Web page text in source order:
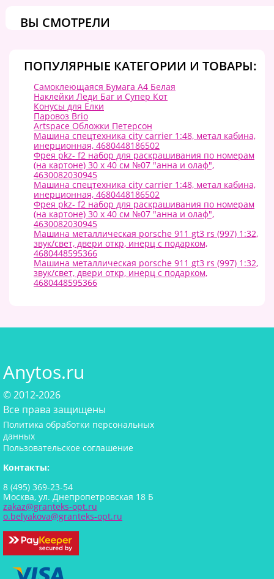
ВЫ СМОТРЕЛИ
ПОПУЛЯРНЫЕ КАТЕГОРИИ И ТОВАРЫ:
Самоклеющаяся Бумага А4 Белая
Наклейки Леди Баг и Супер Кот
Конусы для Елки
Паровоз Brio
Artspace Обложки Петерсон
Машина спецтехника city carrier 1:48, метал кабина,
инерционная, 4680448186502
Фрея pkz- f2 набор для раскрашивания по номерам
(на картоне) 30 х 40 см №07 "анна и олаф",
4630082030945
Машина спецтехника city carrier 1:48, метал кабина,
инерционная, 4680448186502
Фрея pkz- f2 набор для раскрашивания по номерам
(на картоне) 30 х 40 см №07 "анна и олаф",
4630082030945
Машина металлическая porsche 911 gt3 rs (997) 1:32,
звук/свет, двери откр, инерц с подарком,
4680448595366
Машина металлическая porsche 911 gt3 rs (997) 1:32,
звук/свет, двери откр, инерц с подарком,
4680448595366
Anytos.ru
© 2012-2026
Все права защищены
Политика обработки персональных
данных
Пользовательское соглашение
Контакты:
8 (495) 369-23-54
Москва, ул. Днепропетровская 18 Б
zakaz@granteks-opt.ru
o.belyakova@granteks-opt.ru